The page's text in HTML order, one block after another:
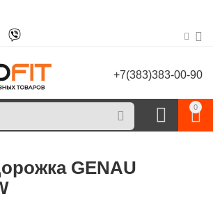
+7(383)383-00-90
0
GENAU